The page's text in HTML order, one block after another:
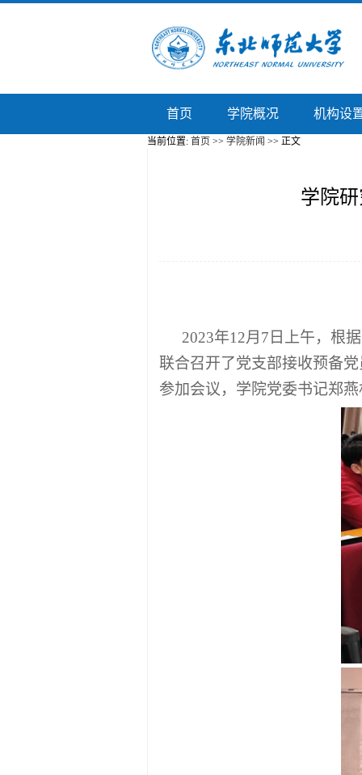
首页 学院概况 机构设
当前位置: 首页 >> 学院新闻 >> 正文
学院
2023年12月7日上午，根
联合召开了党支部接收预备
参加会议，学院党委书记郑